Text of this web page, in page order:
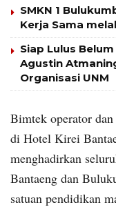
SMKN 1
Kerja Sama
Siap Lulus
Agustin
Organisasi UNM
Bimtek operator
di Hotel Kirei
menghadirkan
Bantaeng dan
satuan pendidikan